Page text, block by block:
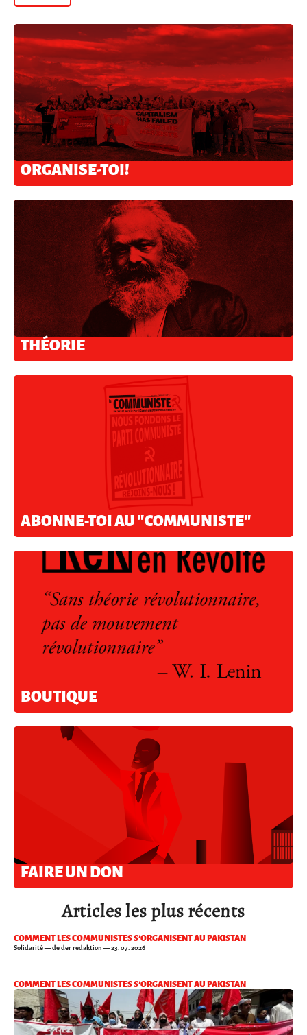
ORGANISE-TOI!
THÉORIE
ABONNE-TOI AU "COMMUNISTE"
BOUTIQUE
FAIRE UN DON
Articles les plus récents
COMMENT LES COMMUNISTES S’ORGANISENT AU PAKISTAN
Solidarité— de der redaktion — 23. 07. 2026
COMMENT LES COMMUNISTES S’ORGANISENT AU PAKISTAN